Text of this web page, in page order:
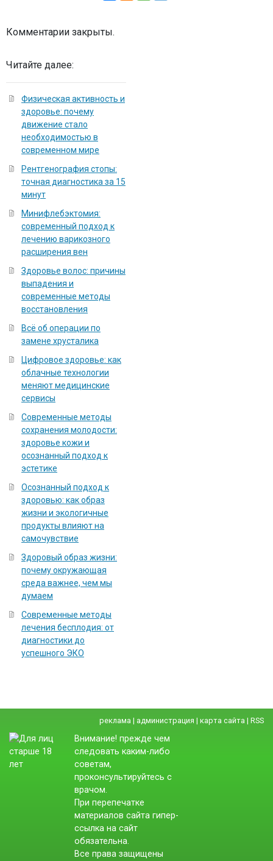
Комментарии закрыты.
Читайте далее:
Физическая активность и
здоровье: почему
движение стало
необходимостью в
современном мире
Рентгенография стопы:
точная диагностика за 15
минут
Минифлебэктомия:
современный подход к
лечению варикозного
расширения вен
Здоровье волос: причины
выпадения и
современные методы
восстановления
Всё об операции по
замене хрусталика
Цифровое здоровье: как
облачные технологии
меняют медицинские
сервисы
Современные методы
сохранения молодости:
здоровье кожи и
осознанный подход к
эстетике
Осознанный подход к
здоровью: как образ
жизни и экологичные
продукты влияют на
самочувствие
Здоровый образ жизни:
почему окружающая
среда важнее, чем мы
думаем
Современные методы
лечения бесплодия: от
диагностики до
успешного ЭКО
реклама | администрация | карта сайта | RSS
Внимание! прежде чем
следовать каким-либо
советам,
проконсультируйтесь с
врачом.
При перепечатке
материалов сайта гипер-
ссылка на сайт
обязательна.
Все права защищены